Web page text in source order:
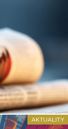
AKTUALITY